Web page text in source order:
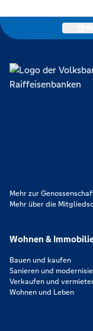
Mehr zur
Mehr über die
Wohnen &
Bauen und kaufen
Sanieren und
Verkaufen und
Wohnen und Leben